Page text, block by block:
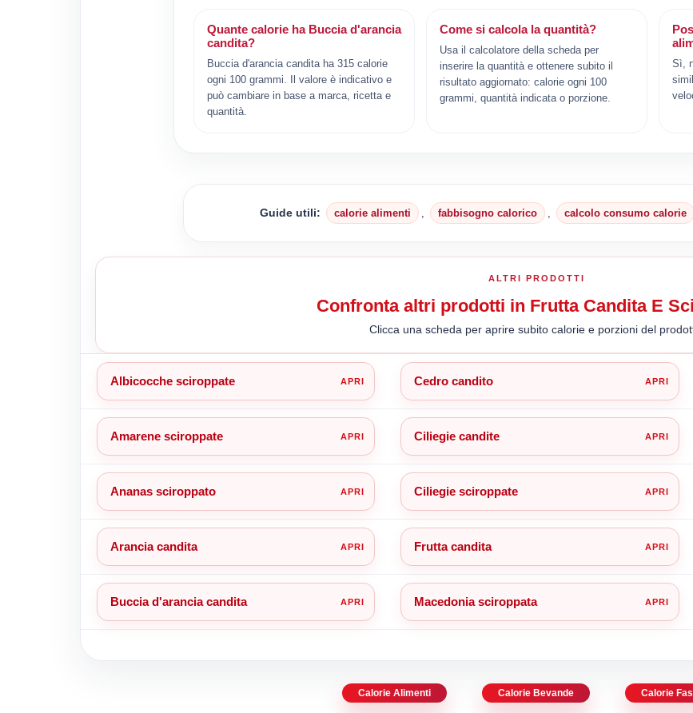
Quante calorie ha Buccia d'arancia
candita?
Buccia d'arancia candita ha 315 calorie
ogni 100 grammi. Il valore è indicativo e
può cambiare in base a marca, ricetta e
quantità.
Come si calcola la quantità?
Usa il calcolatore della scheda per
inserire la quantità e ottenere subito il
risultato aggiornato: calorie ogni 100
grammi, quantità indicata o porzione.
Sì,
Guide utili: calorie alimenti fabbisogno calorico calcolo consumo calorie
ALTRI PRODOTTI
Confronta altri prodotti in Frutta Candita E
Clicca una scheda per aprire subito calorie e porzioni del
Albicocche sciroppate Cedro candito
Amarene sciroppate Ciliegie candite
Ananas sciroppato Ciliegie sciroppate
Arancia candita Frutta candita
Buccia d'arancia candita Macedonia sciroppata
Calorie Alimenti Calorie Bevande Calorie